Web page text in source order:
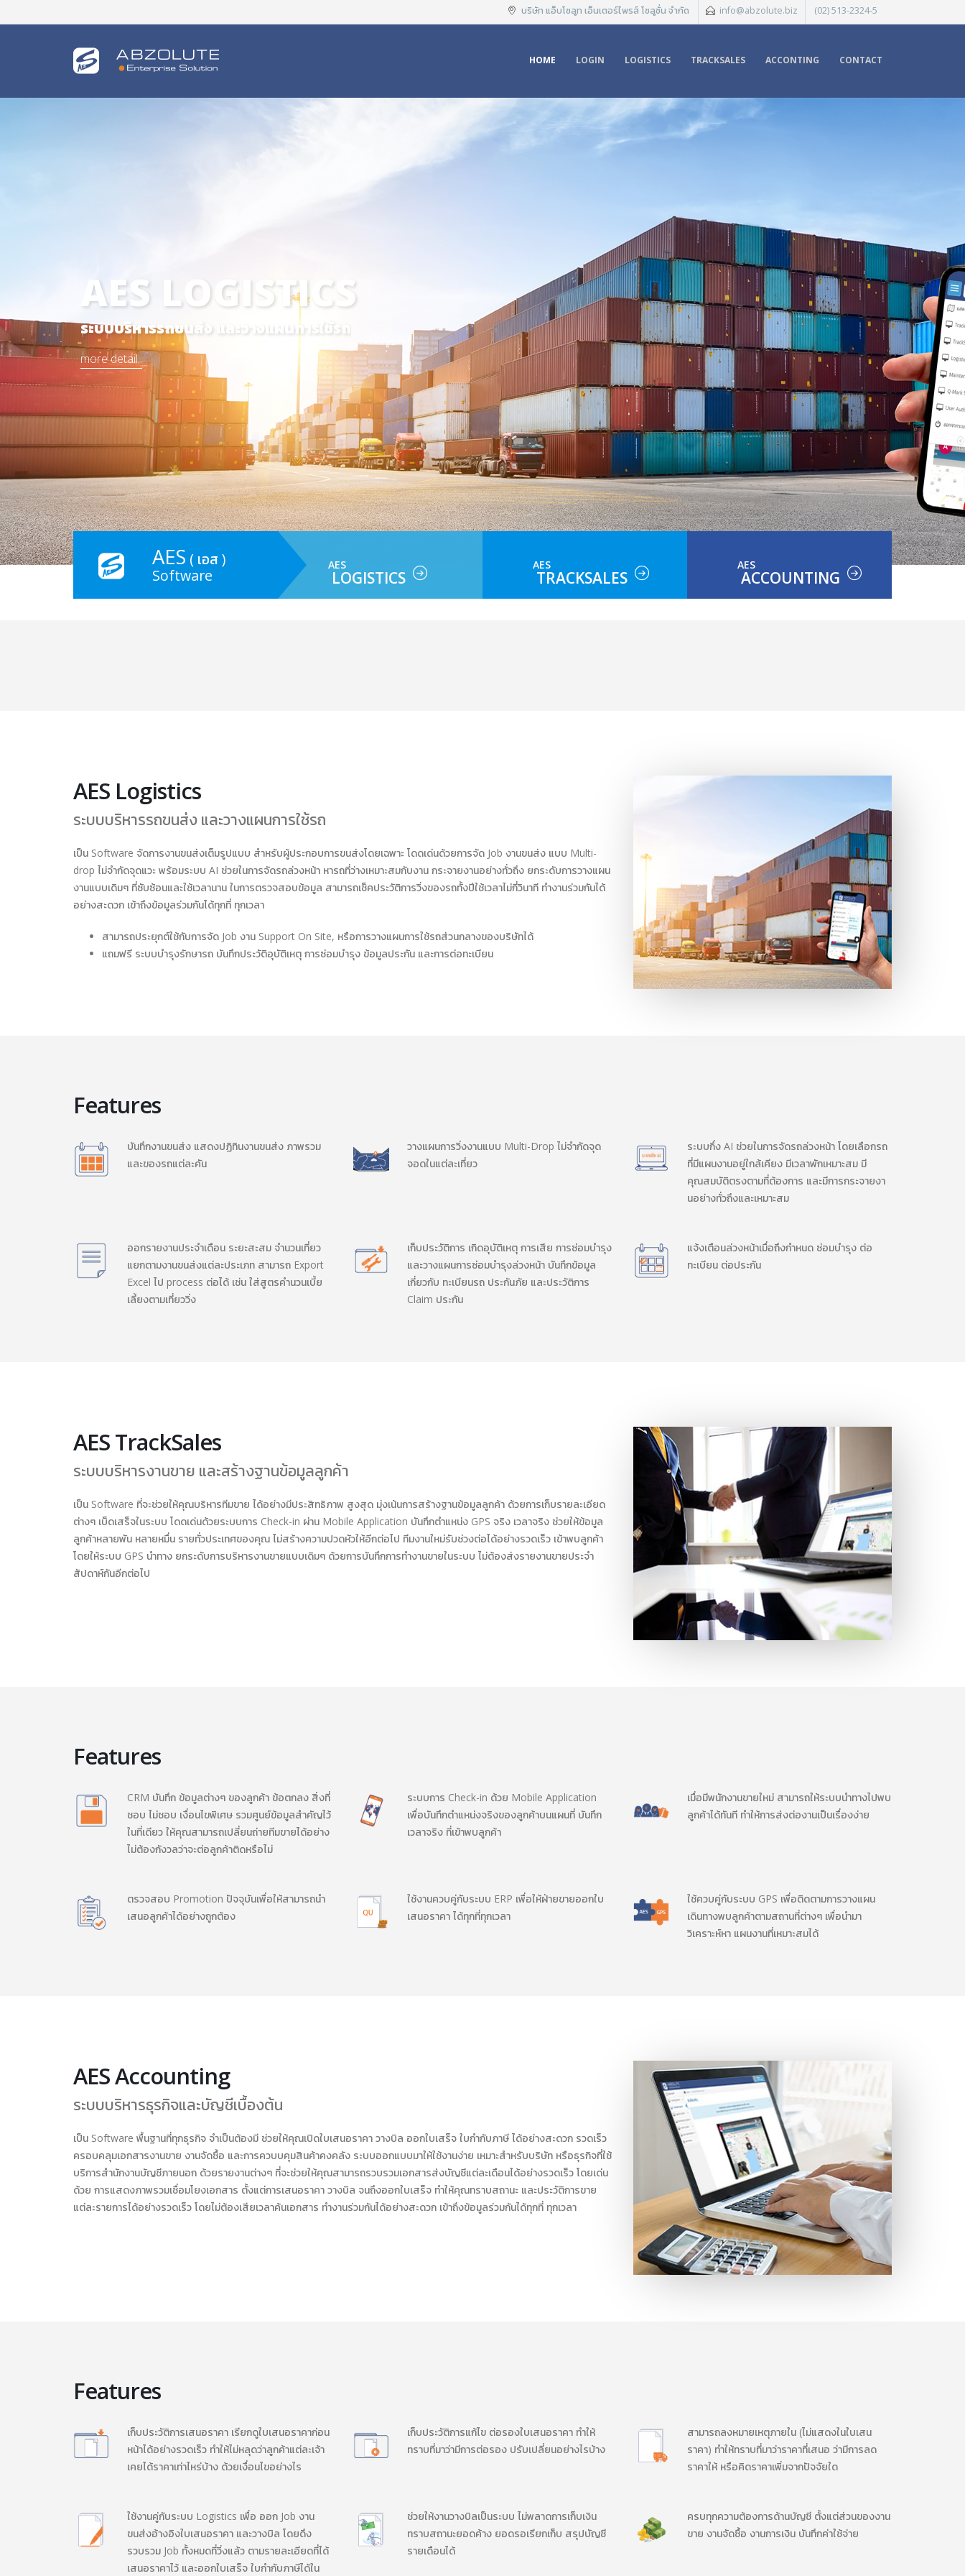
บริษัท แอ็บโซลูท เอ็นเตอร์ไพรส์ โซลูชั่น จำกัด info@abzolute.biz (02) 513-2324-5
HOME LOGIN LOGISTICS TRACKSALES ACCONTING CONTACT
AES TRACKSALES
AES ( เอส )
Software
AES
LOGISTICS
AES
TRACKSALES
AES
ACCOUNTING
AES Logistics
ระบบบริหารรถขนส่ง และวางแผนการใช้รถ
เป็น Software จัดการงานขนส่งเต็มรูปแบบ สำหรับผู้ประกอบการขนส่งโดยเฉพาะ โดดเด่นด้วยการจัด Job งานขนส่ง แบบ Multi-
drop ไม่จำกัดจุดแวะ พร้อมระบบ AI ช่วยในการจัดรถล่วงหน้า หารถที่ว่างเหมาะสมกับงาน กระจายงานอย่างทั่วถึง ยกระดับการวางแผน
งานแบบเดิมๆ ที่ซับซ้อนและใช้เวลานาน ในการตรวจสอบข้อมูล สามารถเช็คประวัติการวิ่งของรถทั้งปีใช้เวลาไม่กี่วินาที ทำงานร่วมกันได้
อย่างสะดวก เข้าถึงข้อมูลร่วมกันได้ทุกที่ ทุกเวลา
สามารถประยุกต์ใช้กับการจัด Job งาน Support On Site, หรือการวางแผนการใช้รถส่วนกลางของบริษัทได้
แถมฟรี ระบบบำรุงรักษารถ บันทึกประวัติอุบัติเหตุ การซ่อมบำรุง ข้อมูลประกัน และการต่อทะเบียน
Features
บันทึกงานขนส่ง แสดงปฏิทินงานขนส่ง ภาพรวม
และของรถแต่ละคัน
วางแผนการวิ่งงานแบบ Multi-Drop ไม่จำกัดจุด
จอดในแต่ละเที่ยว
ระบบกึ่ง AI ช่วยในการจัดรถล่วงหน้า โดยเลือกรถ
ที่มีแผนงานอยู่ใกล้เคียง มีเวลาพักเหมาะสม มี
คุณสมบัติตรงตามที่ต้องการ และมีการกระจายงา
นอย่างทั่วถึงและเหมาะสม
ออกรายงานประจำเดือน ระยะสะสม จำนวนเที่ยว
แยกตามงานขนส่งแต่ละประเภท สามารถ Export
Excel ไป process ต่อได้ เช่น ใส่สูตรคำนวนเบี้ย
เลี้ยงตามเที่ยววิ่ง
เก็บประวัติการ เกิดอุบัติเหตุ การเสีย การซ่อมบำรุง
และวางแผนการซ่อมบำรุงล่วงหน้า บันทึกข้อมูล
เกี่ยวกับ ทะเบียนรถ ประกันภัย และประวัติการ
Claim ประกัน
แจ้งเตือนล่วงหน้าเมื่อถึงกำหนด ซ่อมบำรุง ต่อ
ทะเบียน ต่อประกัน
AES TrackSales
ระบบบริหารงานขาย และสร้างฐานข้อมูลลูกค้า
เป็น Software ที่จะช่วยให้คุณบริหารทีมขาย ได้อย่างมีประสิทธิภาพ สูงสุด มุ่งเน้นการสร้างฐานข้อมูลลูกค้า ด้วยการเก็บรายละเอียด
ต่างๆ เบ็ดเสร็จในระบบ โดดเด่นด้วยระบบการ Check-in ผ่าน Mobile Application บันทึกตำแหน่ง GPS จริง เวลาจริง ช่วยให้ข้อมูล
ลูกค้าหลายพัน หลายหมื่น รายทั่วประเทศของคุณ ไม่สร้างความปวดหัวให้อีกต่อไป ทีมงานใหม่รับช่วงต่อได้อย่างรวดเร็ว เข้าพบลูกค้า
โดยให้ระบบ GPS นำทาง ยกระดับการบริหารงานขายแบบเดิมๆ ด้วยการบันทึกการทำงานขายในระบบ ไม่ต้องส่งรายงานขายประจำ
สัปดาห์กันอีกต่อไป
Features
CRM บันทึก ข้อมูลต่างๆ ของลูกค้า ข้อตกลง สิ่งที่
ชอบ ไม่ชอบ เงื่อนไขพิเศษ รวมศูนย์ข้อมูลสำคัญไว้
ในที่เดียว ให้คุณสามารถเปลี่ยนถ่ายทีมขายได้อย่าง
ไม่ต้องกังวลว่าจะต่อลูกค้าติดหรือไม่
ระบบการ Check-in ด้วย Mobile Application
เพื่อบันทึกตำแหน่งจริงของลูกค้าบนแผนที่ บันทึก
เวลาจริง ที่เข้าพบลูกค้า
เมื่อมีพนักงานขายใหม่ สามารถให้ระบบนำทางไปพบ
ลูกค้าได้ทันที ทำให้การส่งต่องานเป็นเรื่องง่าย
ตรวจสอบ Promotion ปัจจุบันเพื่อให้สามารถนำ
เสนอลูกค้าได้อย่างถูกต้อง
ใช้งานควบคู่กับระบบ ERP เพื่อให้ฝ่ายขายออกใบ
เสนอราคา ได้ทุกที่ทุกเวลา
ใช้ควบคู่กับระบบ GPS เพื่อติดตามการวางแผน
เดินทางพบลูกค้าตามสถานที่ต่างๆ เพื่อนำมา
วิเคราะห์หา แผนงานที่เหมาะสมได้
AES Accounting
ระบบบริหารธุรกิจและบัญชีเบื้องต้น
เป็น Software พื้นฐานที่ทุกธุรกิจ จำเป็นต้องมี ช่วยให้คุณเปิดใบเสนอราคา วางบิล ออกใบเสร็จ ใบกำกับภาษี ได้อย่างสะดวก รวดเร็ว
ครอบคลุมเอกสารงานขาย งานจัดซื้อ และการควบบคุมสินค้าคงคลัง ระบบออกแบบมาให้ใช้งานง่าย เหมาะสำหรับบริษัท หรือธุรกิจที่ใช้
บริการสำนักงานบัญชีภายนอก ด้วยรายงานต่างๆ ที่จะช่วยให้คุณสามารถรวบรวมเอกสารส่งบัญชีแต่ละเดือนได้อย่างรวดเร็ว โดยเด่น
ด้วย การแสดงภาพรวมเชื่อมโยงเอกสาร ตั้งแต่การเสนอราคา วางบิล จนถึงออกใบเสร็จ ทำให้คุณทราบสถานะ และประวัติการขาย
แต่ละรายการได้อย่างรวดเร็ว โดยไม่ต้องเสียเวลาค้นเอกสาร ทำงานร่วมกันได้อย่างสะดวก เข้าถึงข้อมูลร่วมกันได้ทุกที่ ทุกเวลา
Features
เก็บประวัติการเสนอราคา เรียกดูใบเสนอราคาก่อน
หน้าได้อย่างรวดเร็ว ทำให้ไม่หลุดว่าลูกค้าแต่ละเจ้า
เคยได้ราคาเท่าไหร่บ้าง ด้วยเงื่อนไขอย่างไร
เก็บประวัติการแก้ไข ต่อรองใบเสนอราคา ทำให้
ทราบที่มาว่ามีการต่อรอง ปรับเปลี่ยนอย่างไรบ้าง
สามารถลงหมายเหตุภายใน (ไม่แสดงในใบเสน
ราคา) ทำให้ทราบที่มาว่าราคาที่เสนอ ว่ามีการลด
ราคาให้ หรือคิดราคาเพิ่มจากปัจจัยใด
ใช้งานคู่กับระบบ Logistics เพื่อ ออก Job งาน
ขนส่งอ้างอิงใบเสนอราคา และวางบิล โดยดึง
รวบรวม Job ทั้งหมดที่วิ่งแล้ว ตามรายละเอียดที่ได้
เสนอราคาไว้ และออกใบเสร็จ ใบกำกับภาษีได้ใน
ช่วยให้งานวางบิลเป็นระบบ ไม่พลาดการเก็บเงิน
ทราบสถานะยอดค้าง ยอดรอเรียกเก็บ สรุปบัญชี
รายเดือนได้
ครบทุกความต้องการด้านบัญชี ตั้งแต่ส่วนของงาน
ขาย งานจัดซื้อ งานการเงิน บันทึกค่าใช้จ่าย